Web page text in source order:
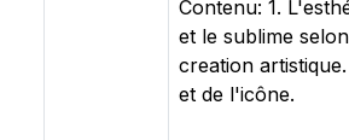
Contenu: 1.
et le sublime
creation
et de l'icône.